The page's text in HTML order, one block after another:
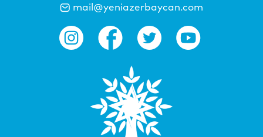
mail@yeniazerbaycan.com